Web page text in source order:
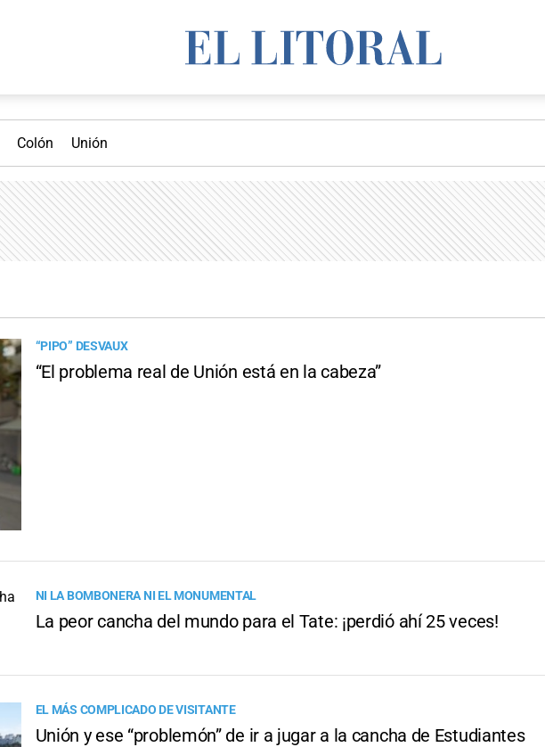
Colón Unión
“PIPO” DESVAUX
“El problema real de Unión está en la cabeza”
NI LA BOMBONERA NI EL MONUMENTAL
La peor cancha del mundo para el Tate: ¡perdió ahí 25 veces!
EL MÁS COMPLICADO DE VISITANTE
Unión y ese “problemón” de ir a jugar a la cancha de Estudiantes